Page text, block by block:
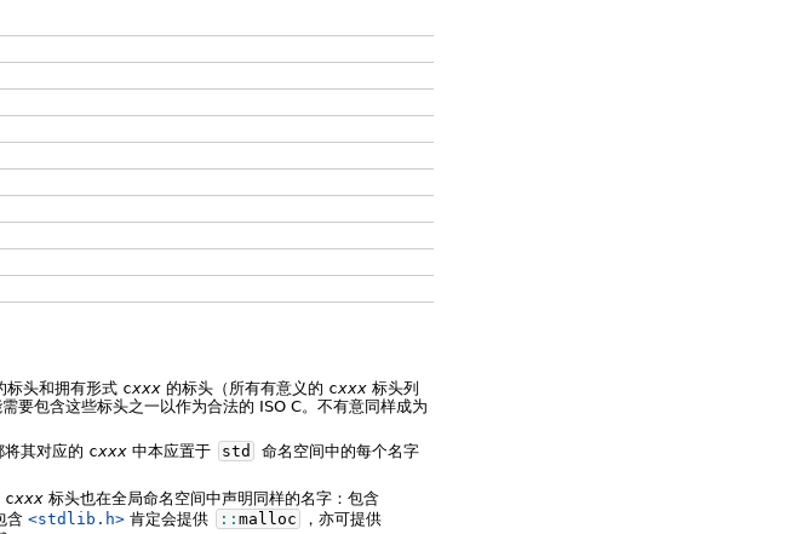
头和拥有形式 cxxx 的标头（所有有意义的 cxxx 标头列
要包含这些标头之一以作为合法的 ISO C。不有意同样成为
将其对应的 cxxx 中本应置于 std
命名空间中的每个名字
cxxx 标头也在全局命名空间中声明同样的名字：包含
含 <stdlib.h> 肯定会提供 :: malloc
，亦可提供